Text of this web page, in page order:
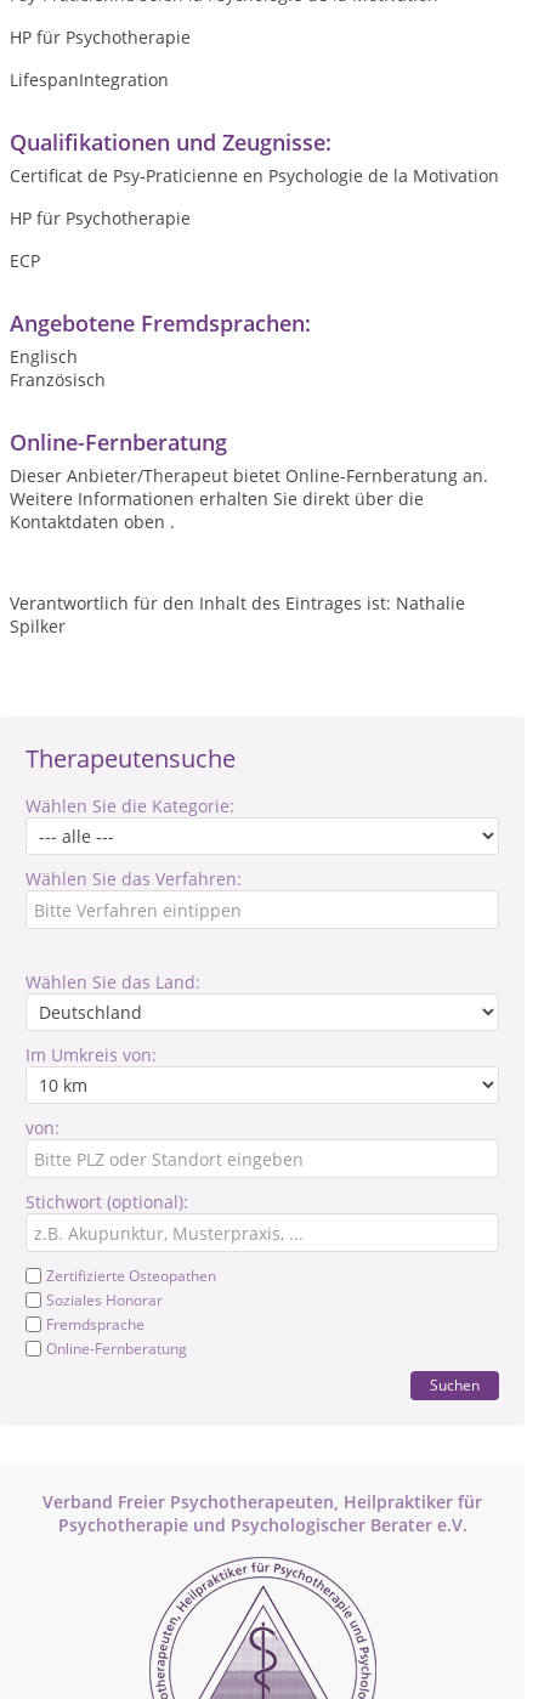
Therapeutensuche
Wählen Sie die Kategorie:
Wählen Sie das Verfahren:
Wählen Sie das Land:
Im Umkreis von:
von:
Stichwort (optional):
Zertifizierte Osteopathen
Soziales Honorar
Fremdsprache
Online-Fernberatung
Suchen
Verband Freier Psychotherapeuten, Heilpraktiker für
Psychotherapie und Psychologischer Berater e.V.
HP für Psychotherapie
LifespanIntegration
Qualifikationen und Zeugnisse:
Certificat de Psy-Praticienne en Psychologie de la Motivation
HP für Psychotherapie
ECP
Angebotene Fremdsprachen:
Englisch
Französisch
Online-Fernberatung
Dieser Anbieter/Therapeut bietet Online-Fernberatung an.
Weitere Informationen erhalten Sie direkt über die
Kontaktdaten oben .
Verantwortlich für den Inhalt des Eintrages ist: Nathalie
Spilker